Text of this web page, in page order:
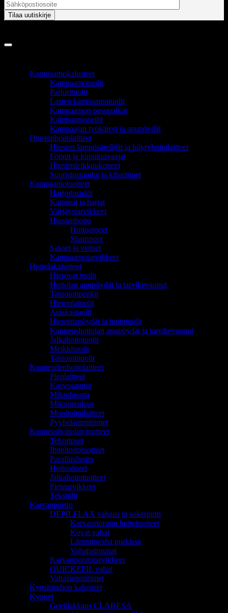
Kampaamokalusteet
Kampaamotuolit
Parturituolit
Lasten kampaamotuolit
Kampaamon pesupaikat
Kampaamopeilit
Kampaajan työkärryt ja apupöydät
Hiustenhoitolaitteet
Hiusten lämpösäteilijät ja höyryhoitolaitteet
Föönit ja kupukuivaajat
Hiustenleikkuukoneet
Suoristusraudat ja kihartimet
Kampaamotuotteet
Harjoituspäät
Kammat ja harjat
Värjäystarvikkeet
Hiustenhoito
Hoitoaineet
Shampoot
Sakset ja veitset
Kampaamotarvikkeet
Hoitolakalusteet
Hierovat tuolit
Hoitolan apupöydät ja tarvikevaunut
Tatuointipenkit
Hierontatuolit
Asiakastuolit
Hierontapöydät ja hoitotuolit
Kauneushoitolan apupöydät ja tarvikevaunut
Jalkahoitotuolit
Meikkituolit
Tatuointituolit
Kauneudenhoitolaitteet
Pienlaitteet
Kasvosaunat
Mikrohionta
Mikroneulaus
Monitoimilaitteet
Pyyhelämmittimet
Kauneushoitolan tuotteet
Tekoripset
Ihonhoitotuotteet
Parafiinihoito
Hoitoaineet
Jalkahoitotuotteet
Pientarvikkeet
Tekstiilit
Karvanpoisto
DEPILFLAX vahaus ja sokerointi
Karvanpoiston hoitotuotteet
Kovat vahat
Lämminvaha purkissa
Vahapatruunat
Karvanpoistotarvikkeet
QUICKEPIL vahat
Vahalämmittimet
Kynsistudion kalusteet
Kynnet
Geelilakkaus CLARESA